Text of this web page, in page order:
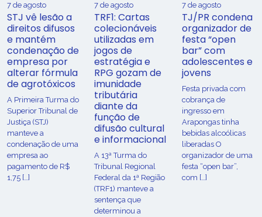
7 de agosto
STJ vê lesão a
direitos difusos
e mantém
condenação de
empresa por
alterar fórmula
de agrotóxicos
​A Primeira Turma do
Superior Tribunal de
Justiça (STJ)
manteve a
condenação de uma
empresa ao
pagamento de R$
1,75 […]
7 de agosto
TRF1: Cartas
colecionáveis
utilizadas em
jogos de
estratégia e
RPG gozam de
imunidade
tributária
diante da
função de
difusão cultural
e informacional
A 13ª Turma do
Tribunal Regional
Federal da 1ª Região
(TRF1) manteve a
sentença que
determinou a
7 de agosto
TJ/PR condena
organizador de
festa “open
bar” com
adolescentes e
jovens
Festa privada com
cobrança de
ingresso em
Arapongas tinha
bebidas alcoólicas
liberadas O
organizador de uma
festa “open bar”,
com […]